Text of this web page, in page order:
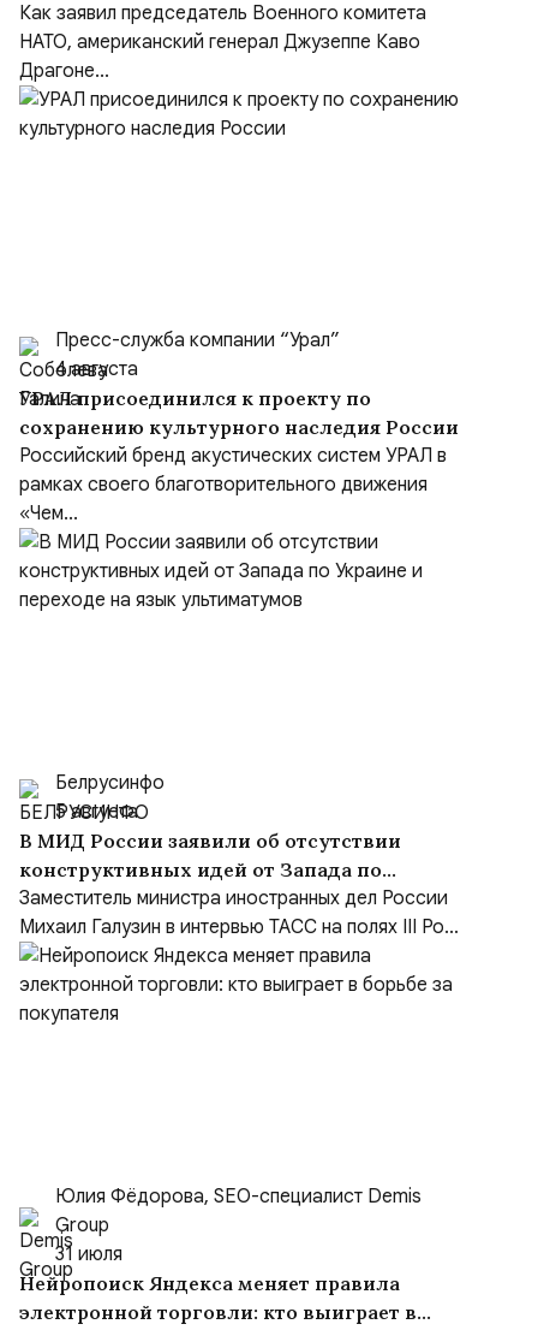
(NSATU), несмотря на обещания передать
функции Европе
Как заявил председатель Военного комитета
НАТО, американский генерал Джузеппе Каво
Драгоне...
Пресс-служба компании “Урал”
4 августа
УРАЛ присоединился к проекту по
сохранению культурного наследия России
Российский бренд акустических систем УРАЛ в
рамках своего благотворительного движения
«Чем...
Белрусинфо
5 августа
В МИД России заявили об отсутствии
конструктивных идей от Запада по
Украине и переходе на язык ультиматумов
Заместитель министра иностранных дел России
Михаил Галузин в интервью ТАСС на полях III Ро...
Юлия Фёдорова, SEO-специалист Demis
Group
31 июля
Нейропоиск Яндекса меняет правила
электронной торговли: кто выиграет в